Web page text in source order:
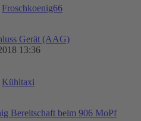
Froschkoenig66
Gerät (AAG)
13:36
Kühltaxi
Bereitschaft beim 906 MoPf